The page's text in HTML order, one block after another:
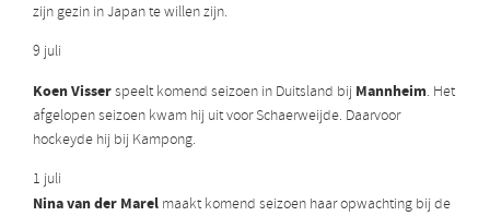
zijn gezin in Japan te willen zijn.
9 juli
Koen Visserspeelt komend seizoen in Duitsland bij Mannheim. Het
afgelopen seizoen kwam hij uit voor Schaerweijde. Daarvoor
hockeyde hij bij Kampong.
1 juli
Nina van der Marel maakt komend seizoen haar opwachting bij de